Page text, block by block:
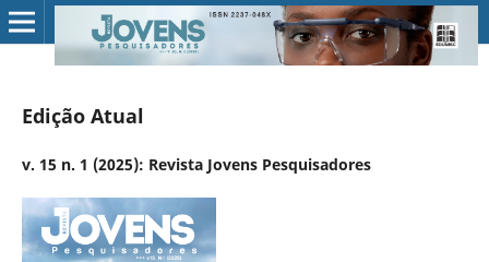
Edição Atual
v. 15 n. 1 (2025): Revista Jovens Pesquisadores